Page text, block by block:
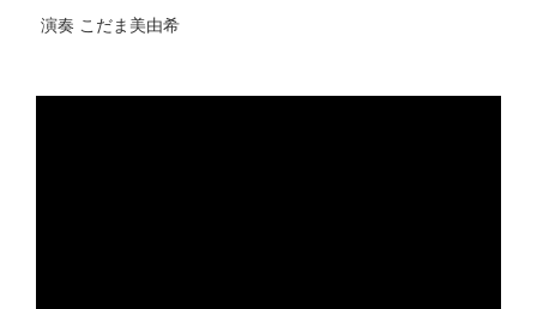
演奏 こだま美由希